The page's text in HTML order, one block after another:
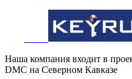
Наша компания входит в
DMC на Северном Кавказе